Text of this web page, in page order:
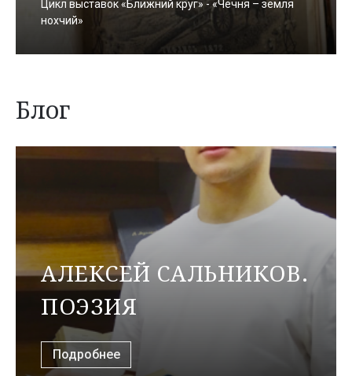
Цикл выставок «Ближний круг» - «Чечня – земля
нохчий»
Блог
АЛЕКСЕЙ САЛЬНИКОВ.
ПОЭЗИЯ
Подробнее